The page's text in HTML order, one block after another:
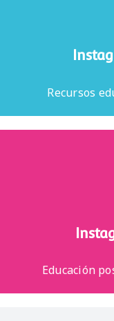
Recursos
Educación